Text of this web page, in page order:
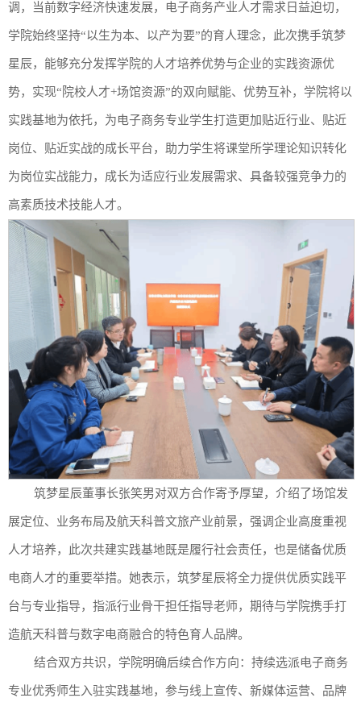
调，当前数字经济快速发展，电子商务产业人才需求日益迫切，
学院始终坚持“以生为本、以产为要”的育人理念，此次携手筑梦
星辰，能够充分发挥学院的人才培养优势与企业的实践资源优
势，实现“院校人才+场馆资源”的双向赋能、优势互补，学院将以
实践基地为依托，为电子商务专业学生打造更加贴近行业、贴近
岗位、贴近实战的成长平台，助力学生将课堂所学理论知识转化
为岗位实战能力，成长为适应行业发展需求、具备较强竞争力的
高素质技术技能人才。
筑梦星辰董事长张笑男对双方合作寄予厚望，介绍了场馆发
展定位、业务布局及航天科普文旅产业前景，强调企业高度重视
人才培养，此次共建实践基地既是履行社会责任，也是储备优质
电商人才的重要举措。她表示，筑梦星辰将全力提供优质实践平
台与专业指导，指派行业骨干担任指导老师，期待与学院携手打
造航天科普与数字电商融合的特色育人品牌。
结合双方共识，学院明确后续合作方向：持续选派电子商务
专业优秀师生入驻实践基地，参与线上宣传、新媒体运营、品牌